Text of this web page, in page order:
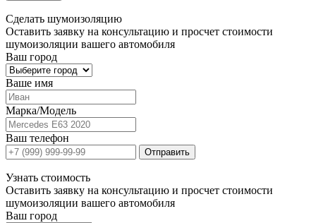
Сделать шумоизоляцию
Оставить заявку на консультацию и просчет стоимости
шумоизоляции вашего автомобиля
Ваш город
Ваше имя
Марка/Модель
Ваш телефон
Отправить
Узнать стоимость
Оставить заявку на консультацию и просчет стоимости
шумоизоляции вашего автомобиля
Ваш город